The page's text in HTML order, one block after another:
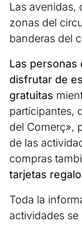
Las avenidas,
zonas del
banderas del
Las personas
disfrutar de
gratuitas
participantes,
del Comerç»,
de las
compras
tarjetas
Toda la
actividades